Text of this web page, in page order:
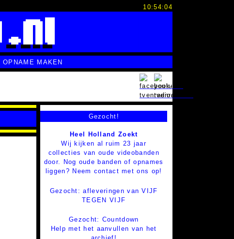
10:54:05
OPNAME MAKEN
Gezocht!
Heel Holland Zoekt
Wij kijken al ruim 23 jaar
collecties van oude videobanden
door. Nog oude banden of opnames
liggen? Neem contact met ons op!
Gezocht: afleveringen van VIJF
TEGEN VIJF
Gezocht: Countdown
Help met het aanvullen van het